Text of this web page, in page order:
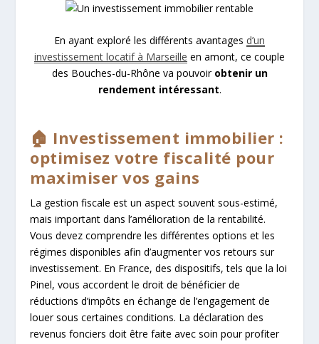
En ayant exploré les différents avantages d’un
investissement locatif à Marseille en amont, ce couple
des Bouches-du-Rhône va pouvoir obtenir un
rendement intéressant.
🏠 Investissement immobilier :
optimisez votre fiscalité pour
maximiser vos gains
La gestion fiscale est un aspect souvent sous-estimé,
mais important dans l’amélioration de la rentabilité.
Vous devez comprendre les différentes options et les
régimes disponibles afin d’augmenter vos retours sur
investissement. En France, des dispositifs, tels que la loi
Pinel, vous accordent le droit de bénéficier de
réductions d’impôts en échange de l’engagement de
louer sous certaines conditions. La déclaration des
revenus fonciers doit être faite avec soin pour profiter